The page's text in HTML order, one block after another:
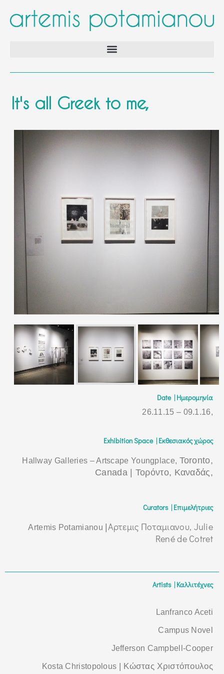
It's all Greek to me,
Date | Ημερομηνία
26.11.15 – 09.1.16,
Exhibition Space | Εκθεσιακός χώρος
Hallway Galleries – Artscape Youngplace, Toronto,
Canada | Τορόντο, Καναδάς,
Curators | Επιμελήτριες
Artemis Potamianou |Αρτεμις Ποταμιανου, Julie
René de Cotret
Artists | Καλλιτέχνες
Lanfranco Aceti
Campus Novel
Jefferson Campbell-Cooper
Kosta Christopolous | Κώστας Χριστόπουλος